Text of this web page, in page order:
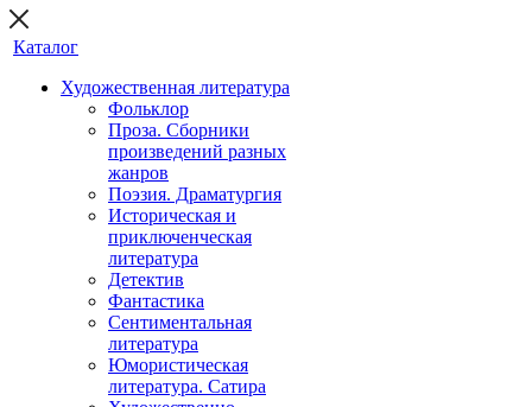
Каталог
Художественная литература
Фольклор
Проза. Сборники
произведений разных
жанров
Поэзия. Драматургия
Историческая и
приключенческая
литература
Детектив
Фантастика
Сентиментальная
литература
Юмористическая
литература. Сатира